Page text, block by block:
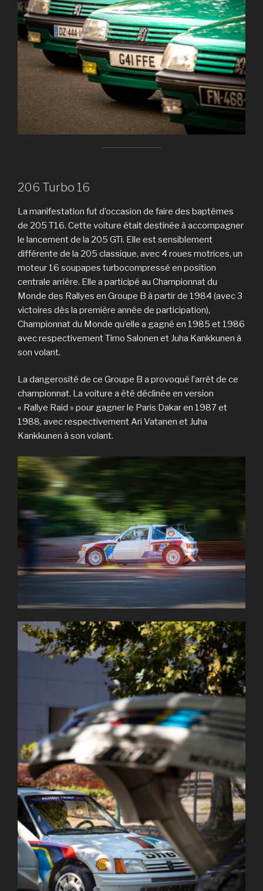
206 Turbo 16
La manifestation fut d’occasion de faire des baptêmes
de 205 T16. Cette voiture était destinée à accompagner
le lancement de la 205 GTi. Elle est sensiblement
différente de la 205 classique, avec 4 roues motrices, un
moteur 16 soupapes turbocompressé en position
centrale arrière. Elle a participé au Championnat du
Monde des Rallyes en Groupe B à partir de 1984 (avec 3
victoires dès la première année de participation),
Championnat du Monde qu’elle a gagné en 1985 et 1986
avec respectivement Timo Salonen et Juha Kankkunen à
son volant.
La dangerosité de ce Groupe B a provoqué l’arrêt de ce
championnat. La voiture a été déclinée en version
« Rallye Raid » pour gagner le Paris Dakar en 1987 et
1988, avec respectivement Ari Vatanen et Juha
Kankkunen à son volant.